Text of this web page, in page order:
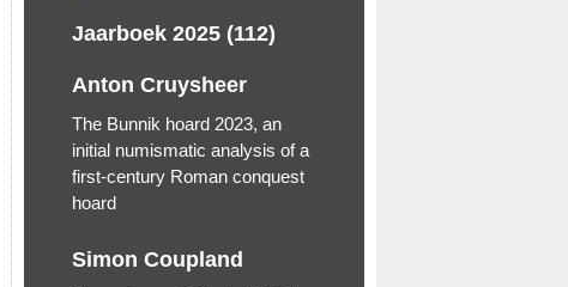
Jaarboek 2025 (112)
Anton Cruysheer
The Bunnik hoard 2023, an
initial numismatic analysis of a
first-century Roman conquest
hoard
Simon Coupland